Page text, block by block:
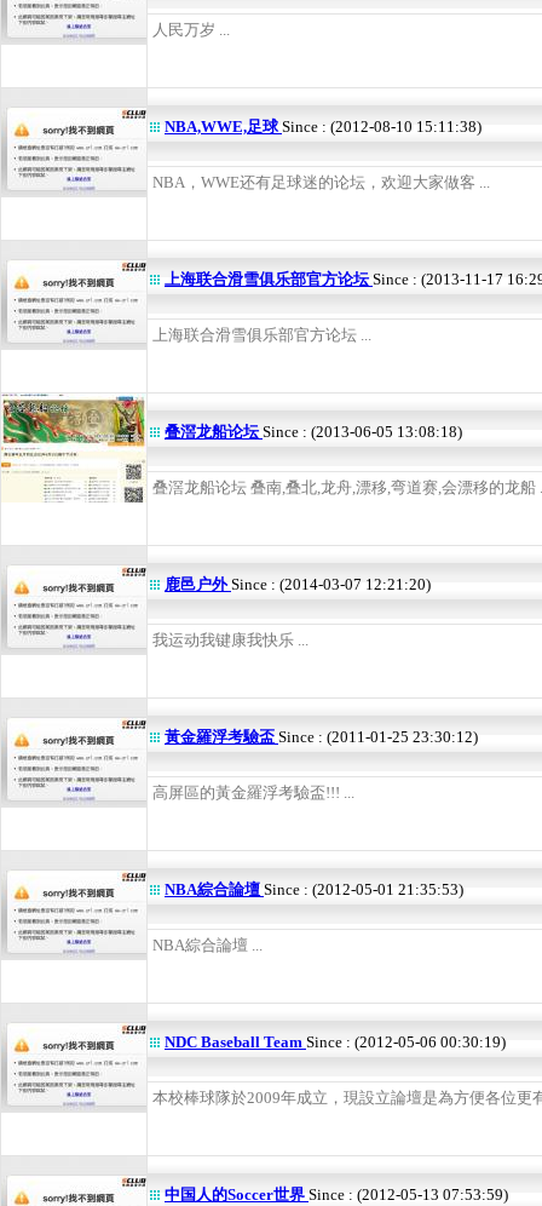
人民万岁 ...
NBA,WWE,足球Since : (2012-08-10 15:11:38)
NBA，WWE还有足球迷的论坛，欢迎大家做客 ...
上海联合滑雪俱乐部官方论坛Since : (2013-11-17
上海联合滑雪俱乐部官方论坛 ...
叠滘龙船论坛Since : (2013-06-05 13:08:18)
叠滘龙船论坛 叠南,叠北,龙舟,漂移,弯道赛,会漂移的龙船
鹿邑户外Since : (2014-03-07 12:21:20)
我运动我键康我快乐 ...
黃金羅浮考驗盃 Since : (2011-01-25 23:30:12)
高屏區的黃金羅浮考驗盃!!! ...
NBA綜合論壇 Since : (2012-05-01 21:35:53)
NBA綜合論壇 ...
NDC Baseball Team Since : (2012-05-06 00:30:19)
本校棒球隊於2009年成立，現設立論壇是為方便各位更
中国人的Soccer世界 Since : (2012-05-13 07:53:59)